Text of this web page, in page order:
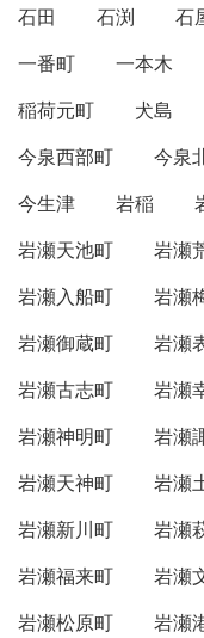
石田
石渕 石
一番町
一本木
稲荷元町
犬島
今泉西部町
今泉
今生津
岩稲
岩瀬天池町
岩瀬
岩瀬入船町
岩瀬
岩瀬御蔵町
岩瀬
岩瀬古志町
岩瀬
岩瀬神明町
岩瀬
岩瀬天神町
岩瀬
岩瀬新川町
岩瀬
岩瀬福来町
岩瀬
岩瀬松原町
岩瀬